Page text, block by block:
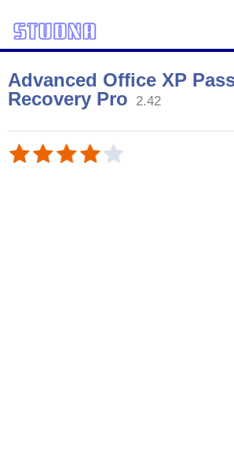
Advanced Office XP
Recovery Pro
2.42